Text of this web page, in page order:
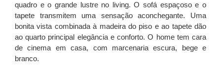
quadro e o grande lustre no living. O sofá espaçoso e o
tapete transmitem uma sensação aconchegante. Uma
bonita vista combinada à madeira do piso e ao tapete dão
ao quarto principal elegância e conforto. O home tem cara
de cinema em casa, com marcenaria escura, bege e
branco.